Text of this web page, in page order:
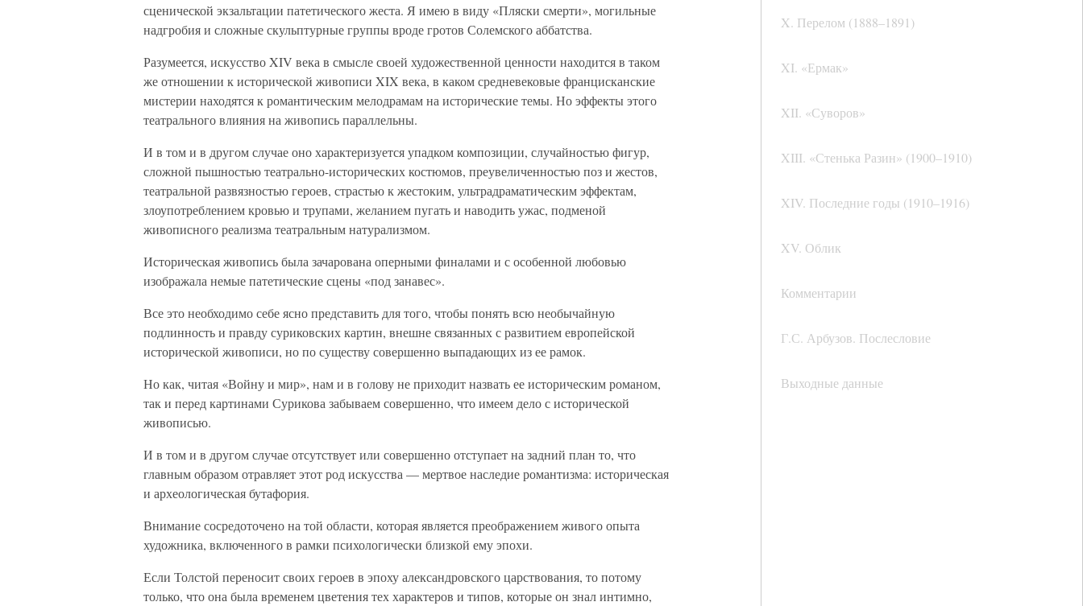
X. Перелом (1888–1891)
XI. «Ермак»
XII. «Суворов»
XIII. «Стенька Разин» (1900–1910)
XIV. Последние годы (1910–1916)
XV. Облик
Комментарии
Г.С. Арбузов. Послесловие
Выходные данные
сценической экзальтации патетического жеста. Я имею в виду «Пляски смерти», могильные
надгробия и сложные скульптурные группы вроде гротов Солемского аббатства.
Разумеется, искусство XIV века в смысле своей художественной ценности находится в таком
же отношении к исторической живописи XIX века, в каком средневековые францисканские
мистерии находятся к романтическим мелодрамам на исторические темы. Но эффекты этого
театрального влияния на живопись параллельны.
И в том и в другом случае оно характеризуется упадком композиции, случайностью фигур,
сложной пышностью театрально-исторических костюмов, преувеличенностью поз и жестов,
театральной развязностью героев, страстью к жестоким, ультрадраматическим эффектам,
злоупотреблением кровью и трупами, желанием пугать и наводить ужас, подменой
живописного реализма театральным натурализмом.
Историческая живопись была зачарована оперными финалами и с особенной любовью
изображала немые патетические сцены «под занавес».
Все это необходимо себе ясно представить для того, чтобы понять всю необычайную
подлинность и правду суриковских картин, внешне связанных с развитием европейской
исторической живописи, но по существу совершенно выпадающих из ее рамок.
Но как, читая «Войну и мир», нам и в голову не приходит назвать ее историческим романом,
так и перед картинами Сурикова забываем совершенно, что имеем дело с исторической
живописью.
И в том и в другом случае отсутствует или совершенно отступает на задний план то, что
главным образом отравляет этот род искусства — мертвое наследие романтизма: историческая
и археологическая бутафория.
Внимание сосредоточено на той области, которая является преображением живого опыта
художника, включенного в рамки психологически близкой ему эпохи.
Если Толстой переносит своих героев в эпоху александровского царствования, то потому
только, что она была временем цветения тех характеров и типов, которые он знал интимно,